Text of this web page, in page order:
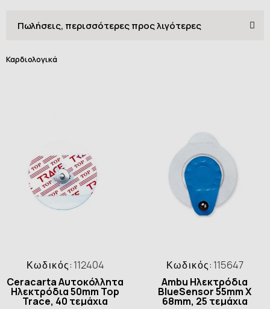
Καρδιολογικά
Κωδικός: 112404
Ceracarta Αυτοκόλλητα
Ηλεκτρόδια 50mm Top
Trace, 40 τεμάχια
Κωδικός: 115647
Ambu Ηλεκτρόδια
BlueSensor 55mm X
68mm, 25 τεμάχια